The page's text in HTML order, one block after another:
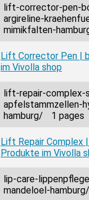
lift-corrector-pen-
argireline-
mimikfalten-
Lift Corrector Pen |
im Vivolla shop
lift-repair-
apfelstammzellen-
hamburg/
1 pages
Lift Repair Complex
Produkte im Vivolla
lip-care-
mandeloel-hamburg/